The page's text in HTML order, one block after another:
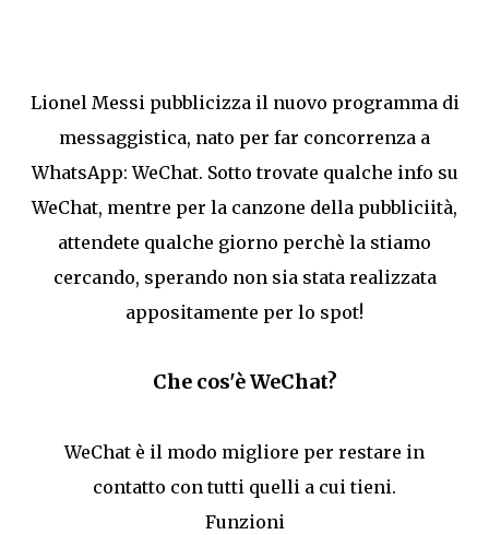
Lionel Messi pubblicizza il nuovo programma di
messaggistica, nato per far concorrenza a
WhatsApp: WeChat. Sotto trovate qualche info su
WeChat, mentre per la canzone della pubbliciità,
attendete qualche giorno perchè la stiamo
cercando, sperando non sia stata realizzata
appositamente per lo spot!
Che cos'è WeChat?
WeChat è il modo migliore per restare in
contatto con tutti quelli a cui tieni.
Funzioni